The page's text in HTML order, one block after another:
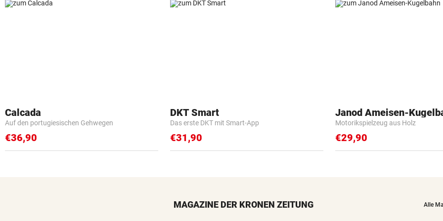
Calcada
Auf den portugiesischen Gehwegen
€36,90
DKT Smart
Das erste DKT mit Smart-App
€31,90
Janod Ameisen-
Motorikspielzeug aus Holz
€29,90
MAGAZINE DER KRONEN ZEITUNG Alle